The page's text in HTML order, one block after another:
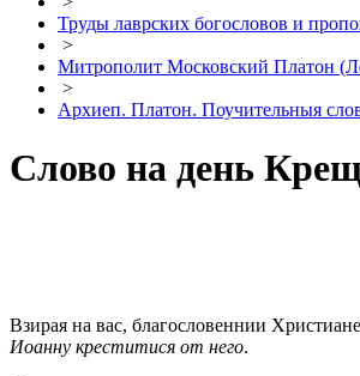
Труды лаврских богословов и
>
Митрополит Московский Платон
>
Архиеп. Платон. Поучительныя
Слово на день
Взирая на вас, благословеннии
Иоанну креститися от него.